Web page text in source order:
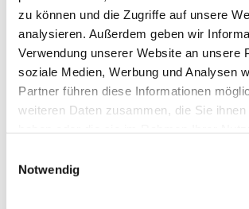
zu können und die Zugriffe auf unsere
analysieren. Außerdem geben wir
Verwendung unserer Website an unsere
soziale Medien, Werbung und Analysen
Partner führen diese Informationen
weiteren Daten zusammen, die Sie
Notwendig
Dies könnte Sie